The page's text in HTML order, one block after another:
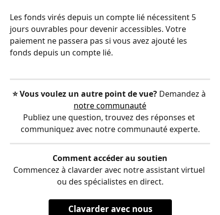
Les fonds virés depuis un compte lié nécessitent 5
jours ouvrables pour devenir accessibles. Votre
paiement ne passera pas si vous avez ajouté les
fonds depuis un compte lié.
⭐️ Vous voulez un autre point de vue? Demandez à
notre communauté
Publiez une question, trouvez des réponses et
communiquez avec notre communauté experte.
Comment accéder au soutien
Commencez à clavarder avec notre assistant virtuel
ou des spécialistes en direct.
Clavarder avec nous